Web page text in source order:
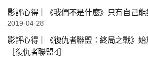
影評心得｜《我們不是什麼》只有自己
2019-04-28
影評心得｜《復仇者聯盟：終局之戰》
［復仇者聯盟4］